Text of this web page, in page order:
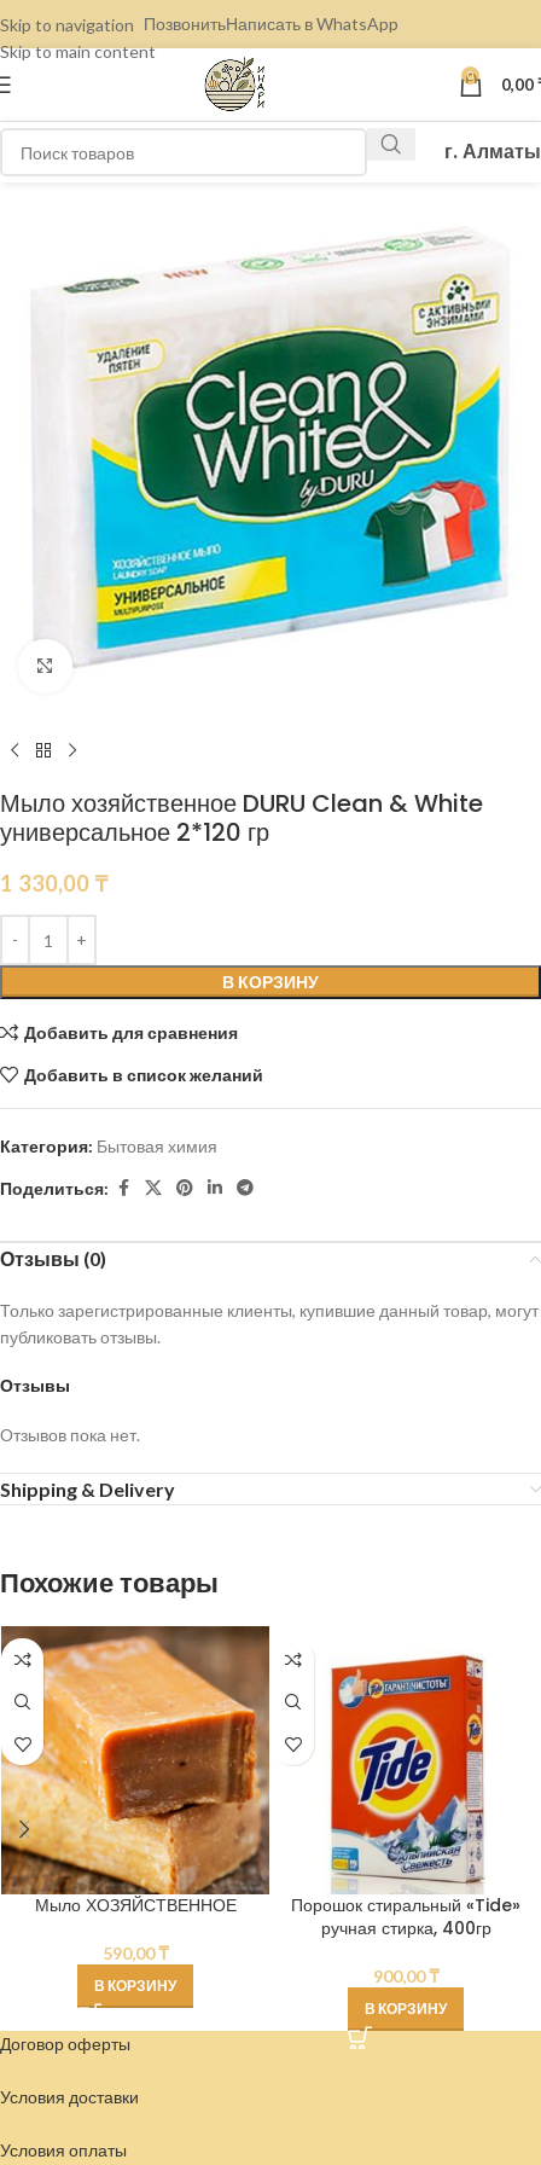
Skip to navigation
Skip to main content
ПозвонитьНаписать в WhatsApp
0 0,00
г. Алматы
Нажмите, чтобы увеличить
Мыло хозяйственное DURU Clean & White
универсальное 2*120 гр
1 330,00 ₸
В КОРЗИНУ
Добавить для сравнения
Добавить в список желаний
Категория: Бытовая химия
Поделиться:
Отзывы (0)
Отзывы
Отзывов пока нет.
Только зарегистрированные клиенты, купившие данный товар, могут
публиковать отзывы.
Shipping & Delivery
Похожие товары
Мыло ХОЗЯЙСТВЕННОЕ
590,00₸
В КОРЗИНУ
Порошок стиральный «Tide»
ручная стирка, 400гр
900,00₸
В КОРЗИНУ
Договор оферты
Условия доставки
Условия оплаты